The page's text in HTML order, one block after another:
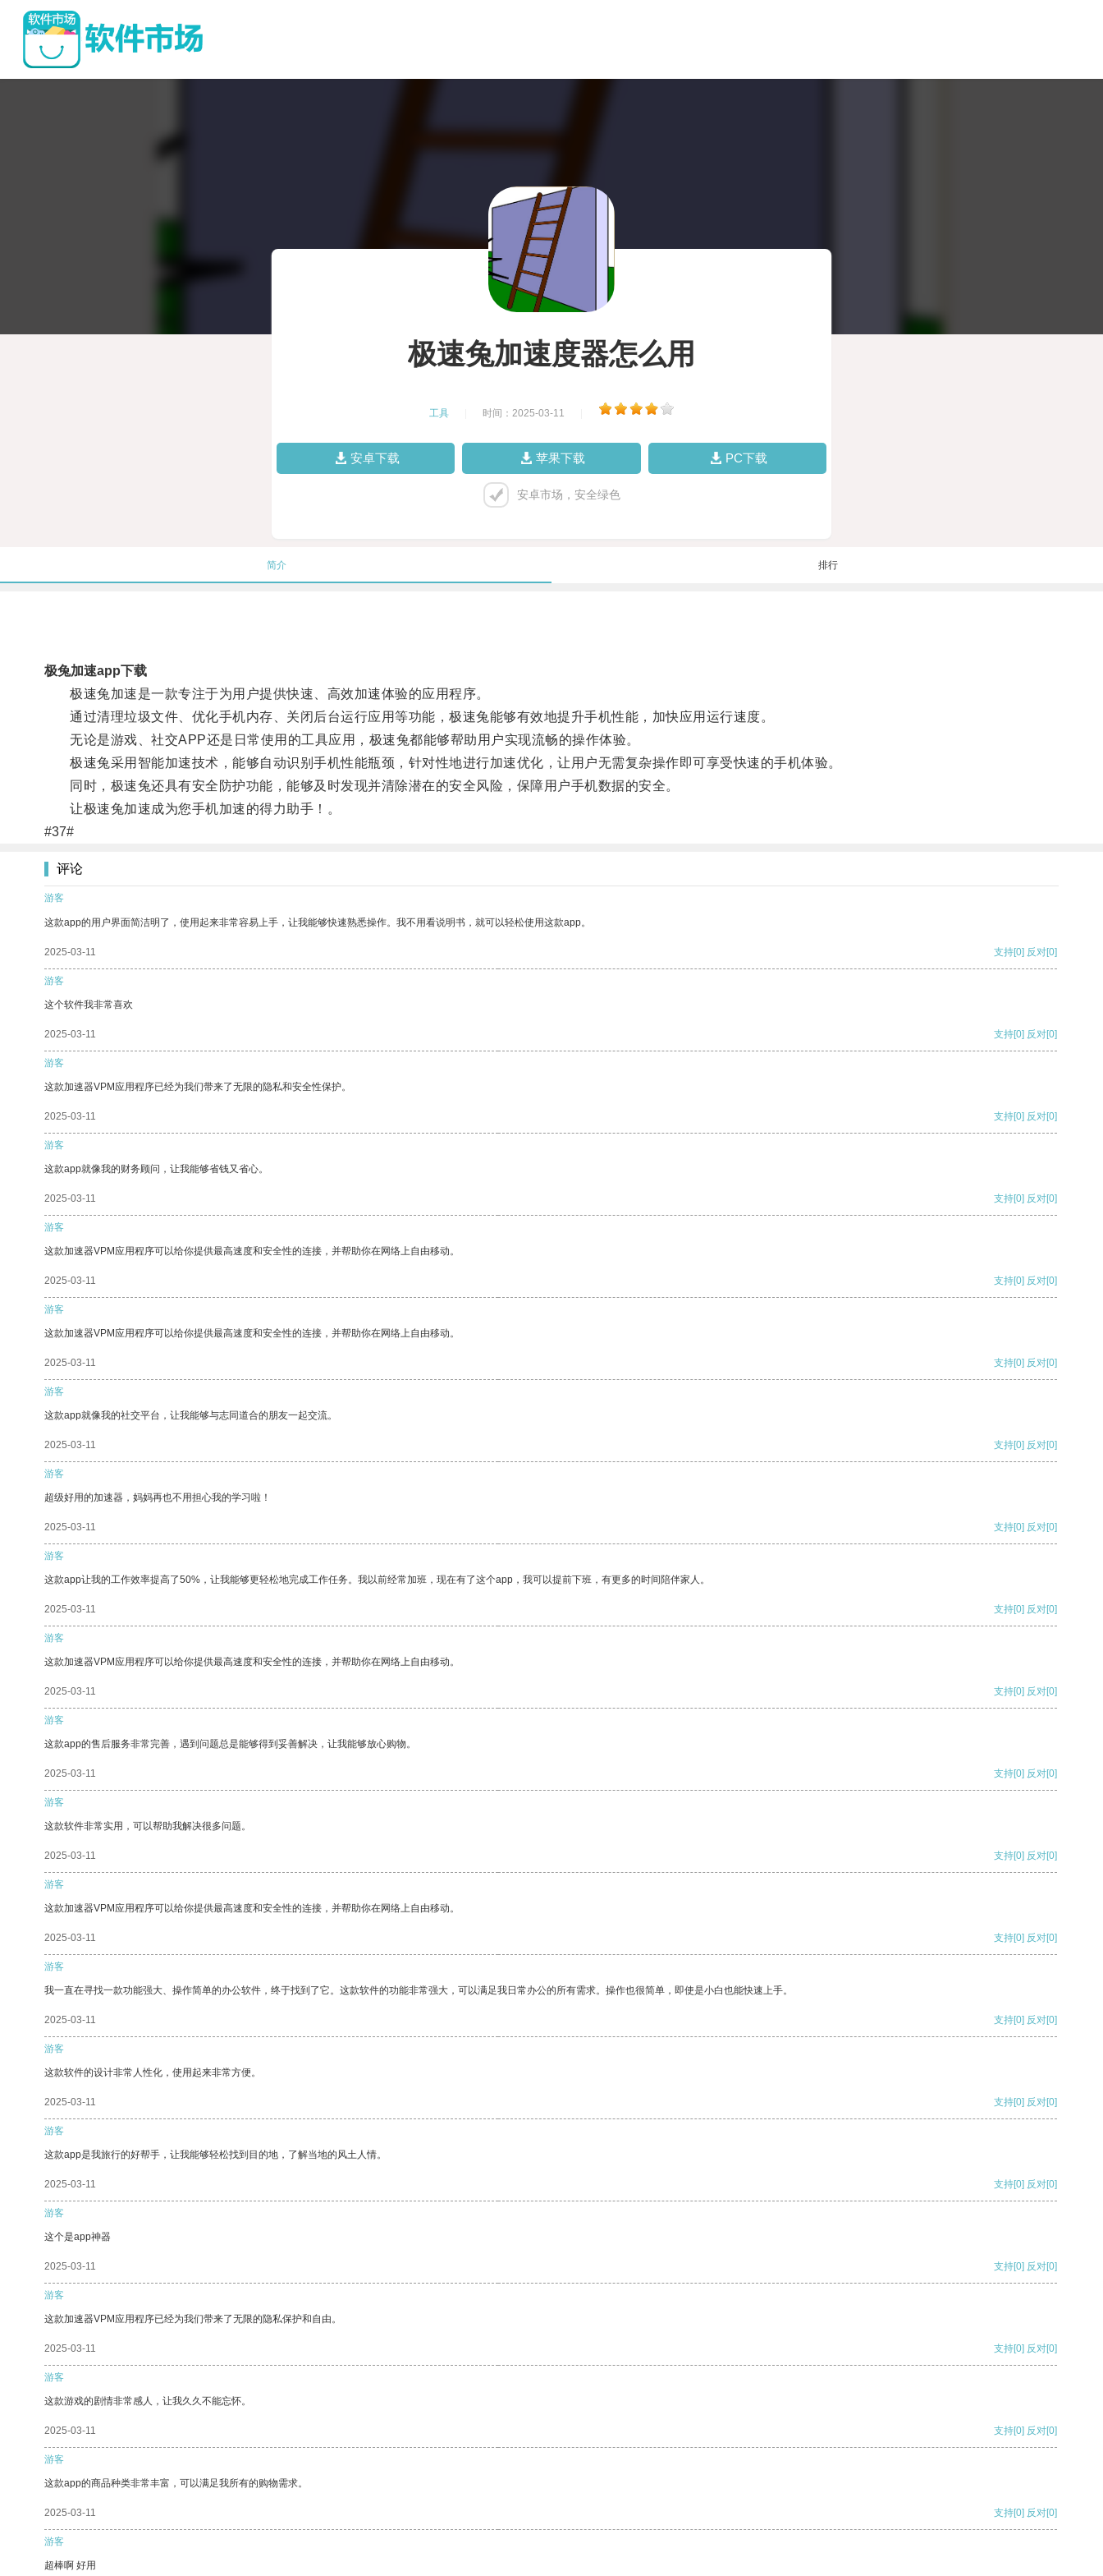
极速兔加速度器怎么用
工具 时间：2025-03-11
安卓下载 苹果下载 PC下载
安卓市场，安全绿色
简介 排行
极兔加速app下载
极速兔加速是一款专注于为用户提供快速、高效加速体验的应用程序。
通过清理垃圾文件、优化手机内存、关闭后台运行应用等功能，极速兔能够有效地提升手机性能，加快应用运行速度。
无论是游戏、社交APP还是日常使用的工具应用，极速兔都能够帮助用户实现流畅的操作体验。
极速兔采用智能加速技术，能够自动识别手机性能瓶颈，针对性地进行加速优化，让用户无需复杂操作即可享受快速的手机体验。
同时，极速兔还具有安全防护功能，能够及时发现并清除潜在的安全风险，保障用户手机数据的安全。
让极速兔加速成为您手机加速的得力助手！。
#37#
评论
游客
这款app的用户界面简洁明了，使用起来非常容易上手，让我能够快速熟悉操作。我不用看说明书，就可以轻松使用这款app。
2025-03-11 支持[0] 反对[0]
游客
这个软件我非常喜欢
2025-03-11 支持[0] 反对[0]
游客
这款加速器VPM应用程序已经为我们带来了无限的隐私和安全性保护。
2025-03-11 支持[0] 反对[0]
游客
这款app就像我的财务顾问，让我能够省钱又省心。
2025-03-11 支持[0] 反对[0]
游客
这款加速器VPM应用程序可以给你提供最高速度和安全性的连接，并帮助你在网络上自由移动。
2025-03-11 支持[0] 反对[0]
游客
这款加速器VPM应用程序可以给你提供最高速度和安全性的连接，并帮助你在网络上自由移动。
2025-03-11 支持[0] 反对[0]
游客
这款app就像我的社交平台，让我能够与志同道合的朋友一起交流。
2025-03-11 支持[0] 反对[0]
游客
超级好用的加速器，妈妈再也不用担心我的学习啦！
2025-03-11 支持[0] 反对[0]
游客
这款app让我的工作效率提高了50%，让我能够更轻松地完成工作任务。我以前经常加班，现在有了这个app，我可以提前下班，有更多的时间陪伴家人。
2025-03-11 支持[0] 反对[0]
游客
这款加速器VPM应用程序可以给你提供最高速度和安全性的连接，并帮助你在网络上自由移动。
2025-03-11 支持[0] 反对[0]
游客
这款app的售后服务非常完善，遇到问题总是能够得到妥善解决，让我能够放心购物。
2025-03-11 支持[0] 反对[0]
游客
这款软件非常实用，可以帮助我解决很多问题。
2025-03-11 支持[0] 反对[0]
游客
这款加速器VPM应用程序可以给你提供最高速度和安全性的连接，并帮助你在网络上自由移动。
2025-03-11 支持[0] 反对[0]
游客
我一直在寻找一款功能强大、操作简单的办公软件，终于找到了它。这款软件的功能非常强大，可以满足我日常办公的所有需求。操作也很简单，即使是小白也能快速上手。
2025-03-11 支持[0] 反对[0]
游客
这款软件的设计非常人性化，使用起来非常方便。
2025-03-11 支持[0] 反对[0]
游客
这款app是我旅行的好帮手，让我能够轻松找到目的地，了解当地的风土人情。
2025-03-11 支持[0] 反对[0]
游客
这个是app神器
2025-03-11 支持[0] 反对[0]
游客
这款加速器VPM应用程序已经为我们带来了无限的隐私保护和自由。
2025-03-11 支持[0] 反对[0]
游客
这款游戏的剧情非常感人，让我久久不能忘怀。
2025-03-11 支持[0] 反对[0]
游客
这款app的商品种类非常丰富，可以满足我所有的购物需求。
2025-03-11 支持[0] 反对[0]
游客
超棒啊 好用